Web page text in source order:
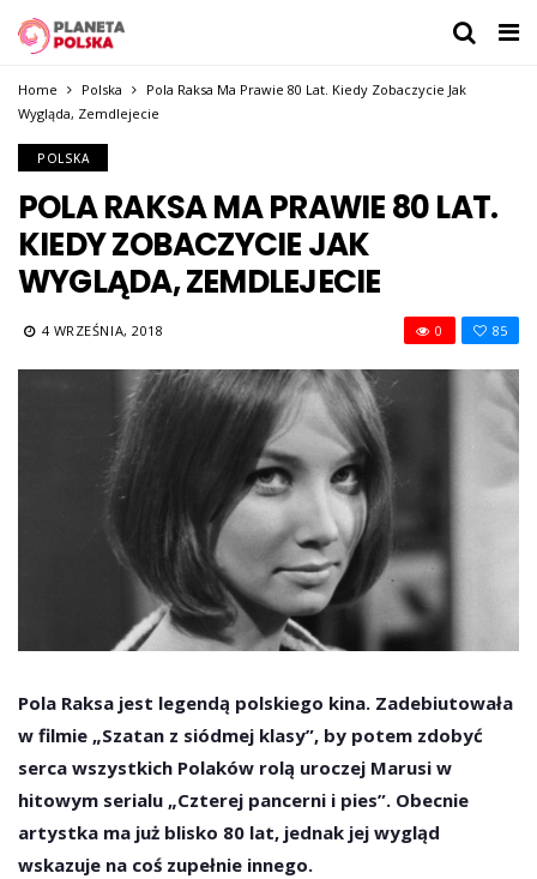
Home Polska
Pola Raksa Ma Prawie 80 Lat. Kiedy Zobaczycie Jak
Wygląda, Zemdlejecie
POLSKA
POLA RAKSA MA PRAWIE 80 LAT.
KIEDY ZOBACZYCIE JAK
WYGLĄDA, ZEMDLEJECIE
4 WRZEŚNIA, 2018 85
0
Pola Raksa jest legendą polskiego kina. Zadebiutowała
w filmie „Szatan z siódmej klasy”, by potem zdobyć
serca wszystkich Polaków rolą uroczej Marusi w
hitowym serialu „Czterej pancerni i pies”. Obecnie
artystka ma już blisko 80 lat, jednak jej wygląd
wskazuje na coś zupełnie innego.